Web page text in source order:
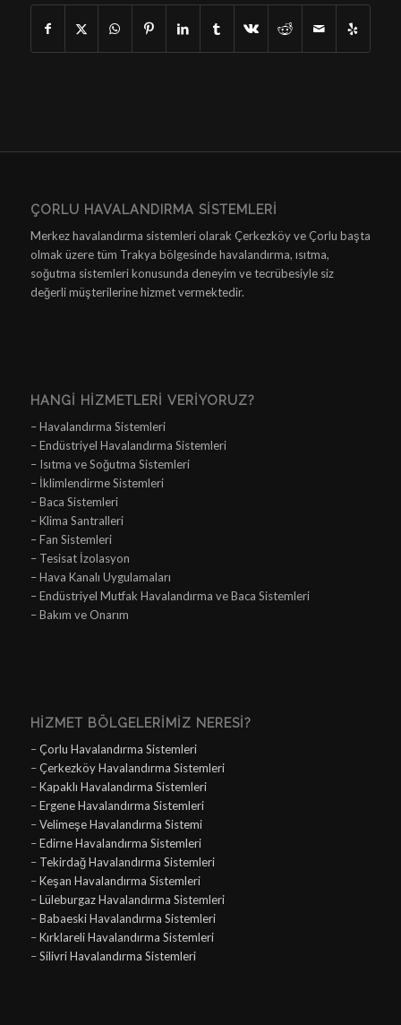
ÇORLU HAVALANDIRMA SISTEMLERI
Merkez havalandırma sistemleri olarak Çerkezköy ve Çorlu başta
olmak üzere tüm Trakya bölgesinde havalandırma, ısıtma,
soğutma sistemleri konusunda deneyim ve tecrübesiyle siz
değerli müşterilerine hizmet vermektedir.
HANGI HIZMETLERI VERIYORUZ?
– Havalandırma Sistemleri
– Endüstriyel Havalandırma Sistemleri
– Isıtma ve Soğutma Sistemleri
– İklimlendirme Sistemleri
– Baca Sistemleri
– Klima Santralleri
– Fan Sistemleri
– Tesisat İzolasyon
– Hava Kanalı Uygulamaları
– Endüstriyel Mutfak Havalandırma ve Baca Sistemleri
– Bakım ve Onarım
HIZMET BÖLGELERIMIZ NERESI?
–Çorlu Havalandırma Sistemleri
–Çerkezköy Havalandırma Sistemleri
–Kapaklı Havalandırma Sistemleri
–Ergene Havalandırma Sistemleri
–Velimeşe Havalandırma Sistemi
–Edirne Havalandırma Sistemleri
– Tekirdağ Havalandırma Sistemleri
–Keşan Havalandırma Sistemleri
–Lüleburgaz Havalandırma Sistemleri
–Babaeski Havalandırma Sistemleri
–Kırklareli Havalandırma Sistemleri
–Silivri Havalandırma Sistemleri